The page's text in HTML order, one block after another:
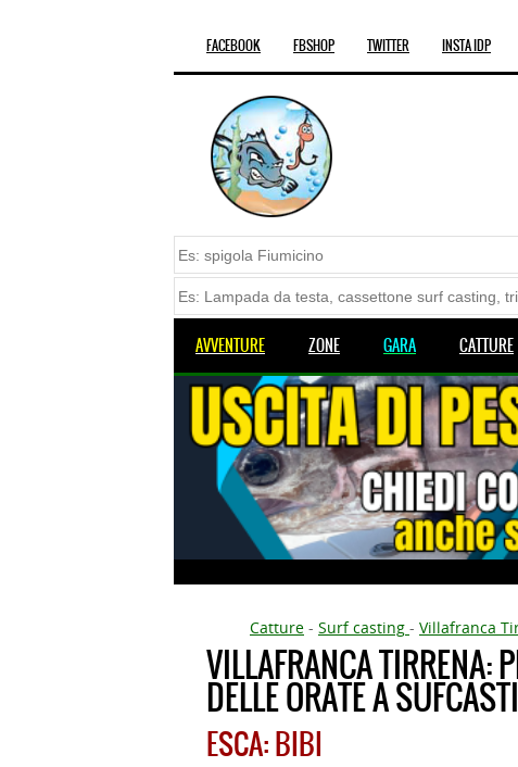
FACEBOOK FBSHOP TWITTER INSTA IDP
AVVENTURE ZONE GARA CATTURE
Catture - Surf casting - Villafranca
VILLAFRANCA TIRRENA:
DELLE ORATE A
ESCA: BIBI